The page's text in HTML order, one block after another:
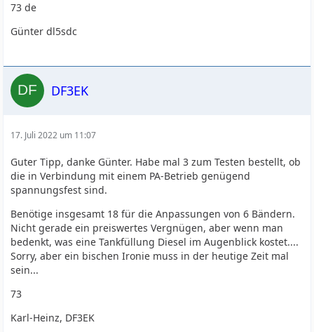
73 de
Günter dl5sdc
DF3EK
17. Juli 2022 um 11:07
Guter Tipp, danke Günter. Habe mal 3 zum Testen bestellt, ob
die in Verbindung mit einem PA-Betrieb genügend
spannungsfest sind.
Benötige insgesamt 18 für die Anpassungen von 6 Bändern.
Nicht gerade ein preiswertes Vergnügen, aber wenn man
bedenkt, was eine Tankfüllung Diesel im Augenblick kostet....
Sorry, aber ein bischen Ironie muss in der heutige Zeit mal
sein...
73
Karl-Heinz, DF3EK